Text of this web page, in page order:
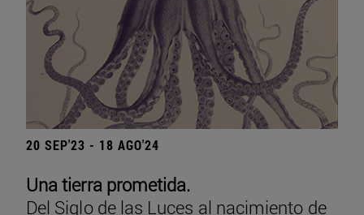
20 SEP'23 - 18 AGO'24
Una tierra prometida.
Del Siglo de las Luces al nacimiento de